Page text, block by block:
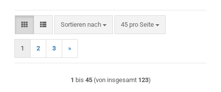
Sortieren nach
Sortieren nach 45 pro Seite
pro Seite
1 2 3 »
1 bis 45(von insgesamt 123)